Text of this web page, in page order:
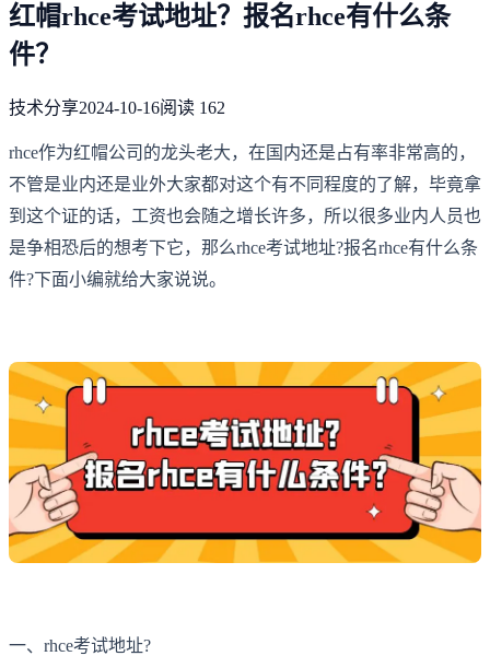
红帽rhce考试地址？报名rhce有什么条
件？
技术分享2024-10-16阅读 162
rhce作为红帽公司的龙头老大，在国内还是占有率非常高的，
不管是业内还是业外大家都对这个有不同程度的了解，毕竟拿
到这个证的话，工资也会随之增长许多，所以很多业内人员也
是争相恐后的想考下它，那么rhce考试地址?报名rhce有什么条
件?下面小编就给大家说说。
一、rhce考试地址?